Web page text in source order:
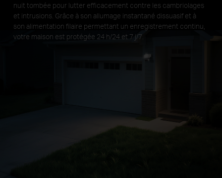
nuit tombée pour lutter efficacement contre les cambriolages
et intrusions. Grâce à son allumage instantané dissuasif et à
son alimentation filaire permettant un enregistrement continu,
votre maison est protégée 24 h/24 et 7 j/7.